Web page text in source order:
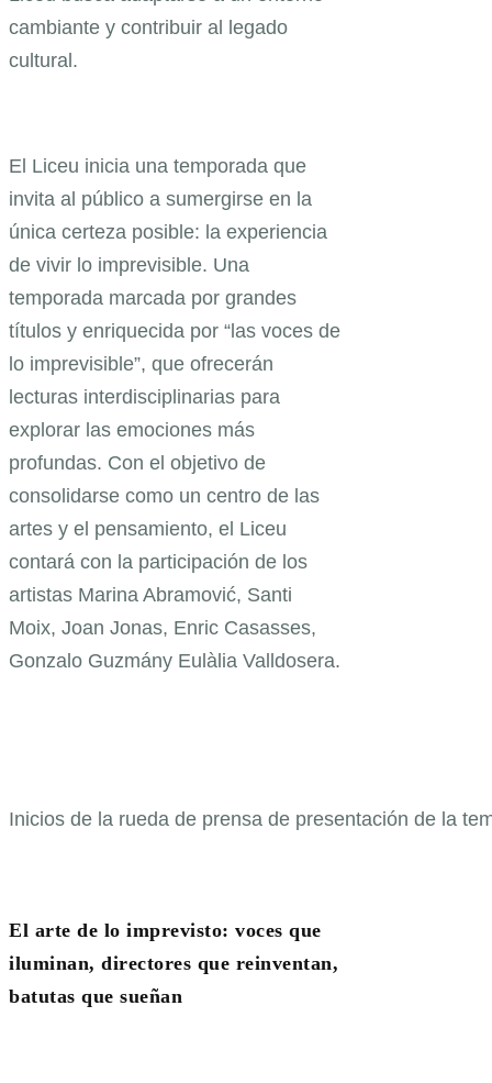
cambiante y contribuir al legado
cultural.
El Liceu inicia una temporada que
invita al público a sumergirse en la
única certeza posible: la experiencia
de vivir lo imprevisible. Una
temporada marcada por grandes
títulos y enriquecida por “las voces de
lo imprevisible”, que ofrecerán
lecturas interdisciplinarias para
explorar las emociones más
profundas. Con el objetivo de
consolidarse como un centro de las
artes y el pensamiento, el Liceu
contará con la participación de los
artistas Marina Abramović, Santi
Moix, Joan Jonas, Enric Casasses,
Gonzalo Guzmány Eulàlia Valldosera.
Inicios de la rueda de prensa de presentación de la
El arte de lo imprevisto: voces que
iluminan, directores que reinventan,
batutas que sueñan